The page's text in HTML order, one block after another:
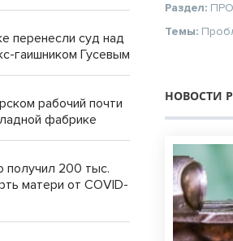
Раздел:
Темы:
НОВОСТИ
перенесли суд над
гаишником Гусевым
рабочий почти
фабрике
получил 200 тыс.
матери от COVID-